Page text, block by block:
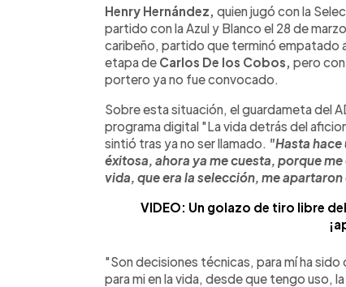
Escuchar artículo
Henry Hernández, quien jugó con la
partido con la Azul y Blanco el 28 de
caribeño, partido que terminó empatado
etapa de Carlos De los Cobos, pero con
portero ya no fue convocado.
Sobre esta situación, el guardameta del
programa digital "La vida detrás del
sintió tras ya no ser llamado. "Hasta hace
éxitosa, ahora ya me cuesta, porque
vida, que era la selección, me
VIDEO: Un golazo de tiro libre
"Son decisiones técnicas, para mí ha
para mi en la vida, desde que tengo uso,